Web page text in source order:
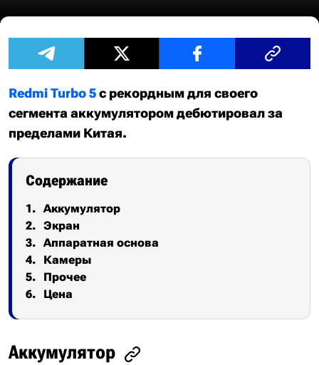
Redmi Turbo 5с рекордным для своего
сегмента аккумулятором дебютировал за
пределами Китая.
Содержание
Аккумулятор
Экран
Аппаратная основа
Камеры
Прочее
Цена
Аккумулятор